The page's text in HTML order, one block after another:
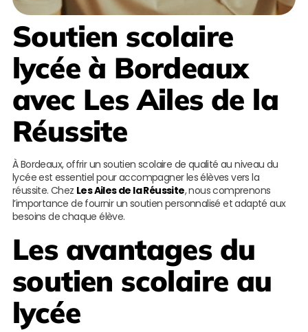
Soutien scolaire
lycée à Bordeaux
avec Les Ailes de la
Réussite
À Bordeaux, offrir un soutien scolaire de qualité au niveau du
lycée est essentiel pour accompagner les élèves vers la
réussite. Chez Les Ailes de la Réussite, nous comprenons
l’importance de fournir un soutien personnalisé et adapté aux
besoins de chaque élève.
Les avantages du
soutien scolaire au
lycée